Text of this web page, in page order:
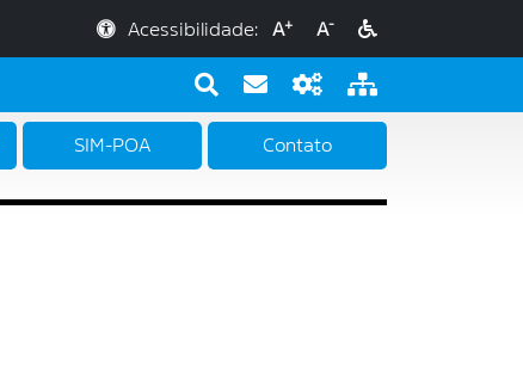
Acessibilidade: A+ A-
SIM-POA Contato